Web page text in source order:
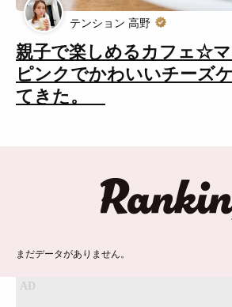
親子で楽しめるカフェ☆
ピンクでかわいいチーズ
てきた。
テンション 高野
まだデータがありません。